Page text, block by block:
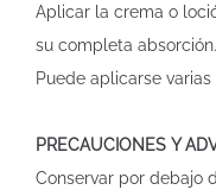
Aplicar la crema o
su completa absorción.
Puede aplicarse
PRECAUCIONES Y
Conservar por debajo